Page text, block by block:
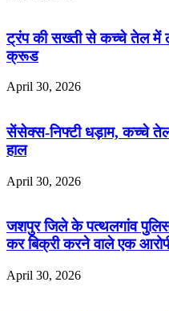
ट्रंप की सख्ती से कच्चे तेल में
क्रूड
April 30, 2026
सेंसेक्स-निफ्टी धड़ाम, कच्चे तेल
हाल
April 30, 2026
जशपुर जिले के पत्थलगांव
कर बिक्री करने वाले एक
April 30, 2026